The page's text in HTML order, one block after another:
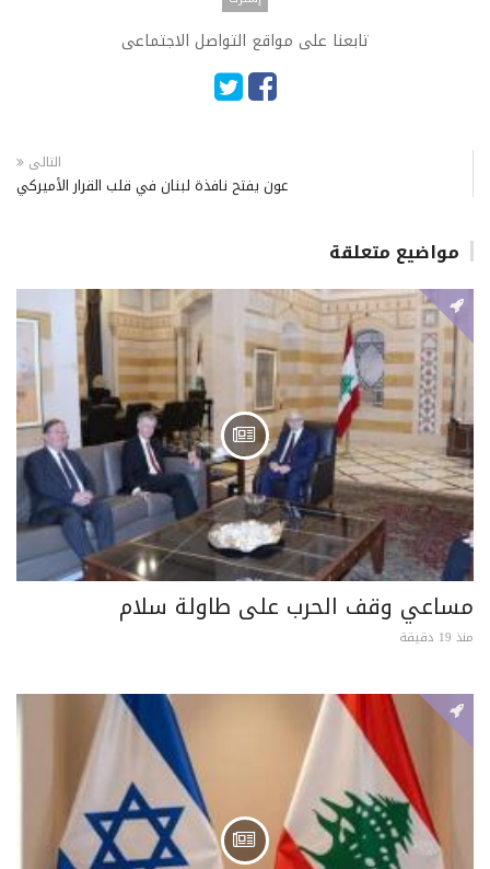
تابعنا على مواقع التواصل الاجتماعى
التالى
عون يفتح نافذة لبنان في قلب القرار الأميركي
مواضيع متعلقة
مساعي وقف الحرب على طاولة سلام
منذ 19 دقيقة